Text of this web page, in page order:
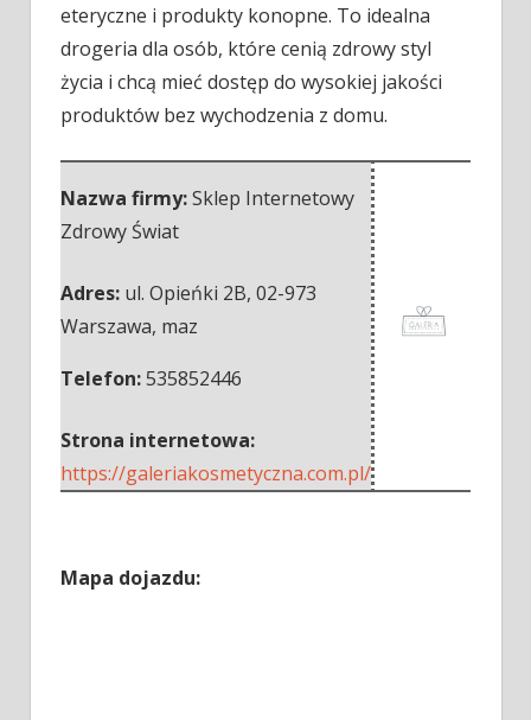
eteryczne i produkty konopne. To idealna
drogeria dla osób, które cenią zdrowy styl
życia i chcą mieć dostęp do wysokiej jakości
produktów bez wychodzenia z domu.
Nazwa firmy:Sklep Internetowy
Zdrowy Świat
Adres: ul. Opieńki 2B, 02-973
Warszawa, maz
Telefon:535852446
Strona internetowa:
https://galeriakosmetyczna.com.pl/
Mapa dojazdu: